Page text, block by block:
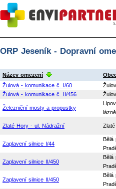
ORP Jeseník - Dopravní
Název omezení
Žulová - komunikace č. I/60
Žulová - komunikace č. II/456
Železniční mosty a propustky
lázně
Zlaté Hory - ul. Nádražní
Zaplavení silnice I/44
Bělá
Zaplavení silnice II/450
Bělá
Zaplavení silnice II/450
Bělá